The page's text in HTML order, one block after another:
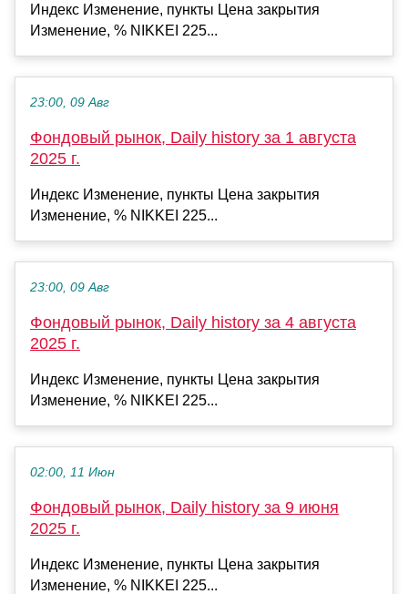
Индекс Изменение, пункты Цена закрытия
Изменение, % NIKKEI 225...
23:00, 09 Авг
Фондовый рынок, Daily history за 1 августа
2025 г.
Индекс Изменение, пункты Цена закрытия
Изменение, % NIKKEI 225...
23:00, 09 Авг
Фондовый рынок, Daily history за 4 августа
2025 г.
Индекс Изменение, пункты Цена закрытия
Изменение, % NIKKEI 225...
02:00, 11 Июн
Фондовый рынок, Daily history за 9 июня
2025 г.
Индекс Изменение, пункты Цена закрытия
Изменение, % NIKKEI 225...